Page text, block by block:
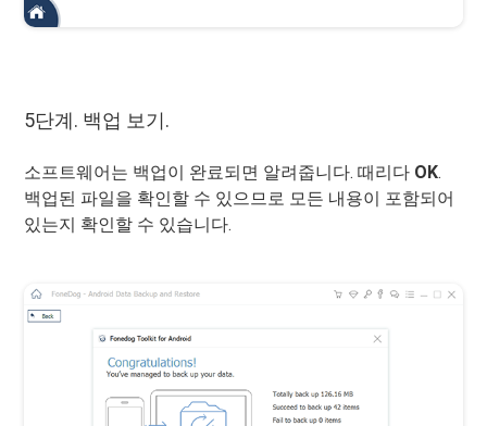
5단계. 백업 보기.
소프트웨어는 백업이 완료되면 알려줍니다. 때리다 OK.
백업된 파일을 확인할 수 있으므로 모든 내용이 포함되어
있는지 확인할 수 있습니다.